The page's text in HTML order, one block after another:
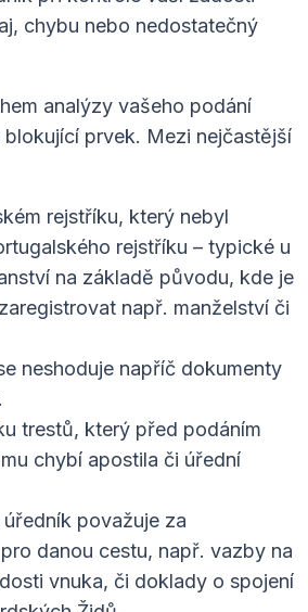
chybu nebo nedostatečný
analýzy vašeho podání
prvek. Mezi nejčastější
rejstříku, který nebyl
rejstříku – typické u
na základě původu, kde je
např. manželství či
neshoduje napříč dokumenty
trestů, který před podáním
chybí apostila či úřední
považuje za
danou cestu, např. vazby na
vnuka, či doklady o spojení